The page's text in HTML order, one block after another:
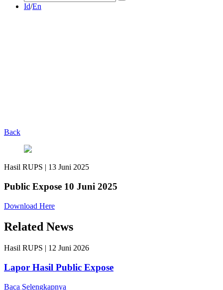
Id/En
Back
Hasil RUPS | 13 Juni 2025
Public Expose 10 Juni 2025
Download Here
Related News
Hasil RUPS | 12 Juni 2026
Lapor Hasil Public Expose
Baca Selengkapnya